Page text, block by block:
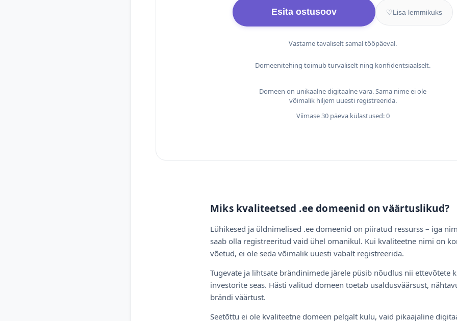
Esita ostusoov ♡Lisa lemmikuks
Vastame tavaliselt samal tööpäeval.
Domeenitehing toimub turvaliselt ning konfidentsiaalselt.
Domeen on unikaalne digitaalne vara. Sama nime ei ole
võimalik hiljem uuesti registreerida.
Viimase 30 päeva külastused: 0
Miks kvaliteetsed .ee domeenid on väärtuslikud?
Lühikesed ja üldnimelised .ee domeenid on piiratud ressurss – iga
saab olla registreeritud vaid ühel omanikul. Kui kvaliteetne nimi on
võetud, ei ole seda võimalik uuesti vabalt registreerida.
Tugevate ja lihtsate brändinimede järele püsib nõudlus nii ettevõtete
investorite seas. Hästi valitud domeen toetab usaldusväärsust,
brändi väärtust.
Seetõttu ei ole kvaliteetne domeen pelgalt kulu, vaid pikaajaline